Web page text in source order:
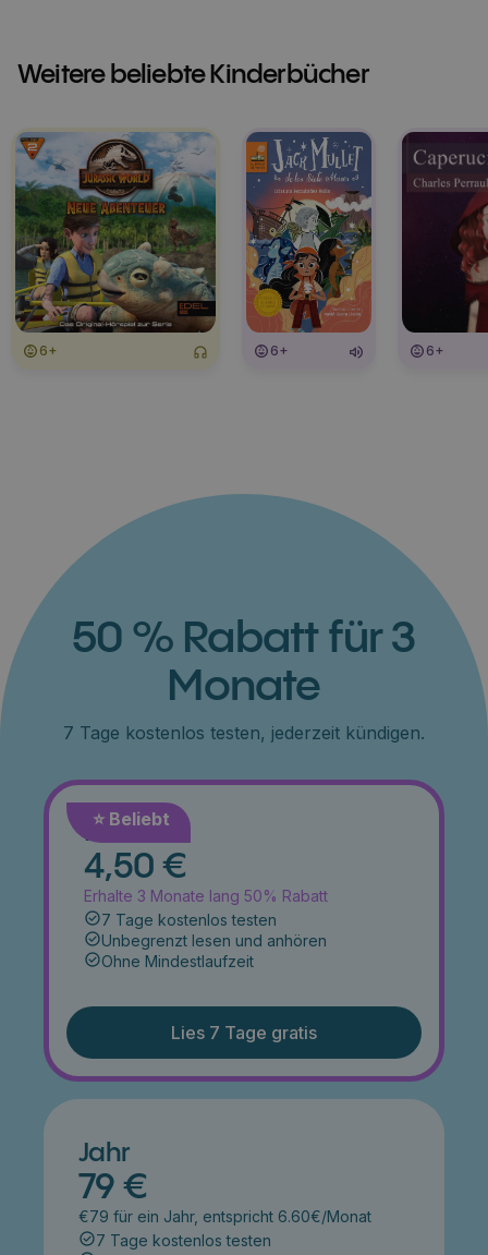
Weitere beliebte Kinderbücher
6+ 6+ 6+
50 % Rabatt für 3
Monate
7 Tage kostenlos testen, jederzeit kündigen.
⭐️ Beliebt
Monat
4,50 €
Erhalte 3 Monate lang 50% Rabatt
7 Tage kostenlos testen
Unbegrenzt lesen und anhören
Ohne Mindestlaufzeit
Lies 7 Tage gratis
Jahr
79 €
€79 für ein Jahr, entspricht 6.60€/Monat
7 Tage kostenlos testen